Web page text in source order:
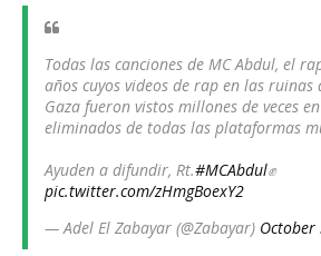
Todas las canciones de MC Abdul, el
años cuyos videos de rap en las ruinas
Gaza fueron vistos millones de veces
eliminados de todas las plataformas
Ayuden a difundir, Rt.#MCAbdul✊
pic.twitter.com/zHmgBoexY2
— Adel El Zabayar (@Zabayar) October